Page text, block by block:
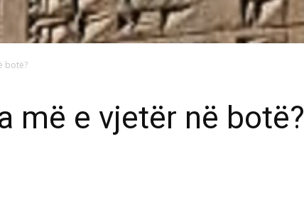
botë?
më e vjetër në botë?